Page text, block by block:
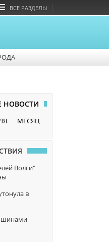
ВСЕ РАЗДЕЛЫ
НОВОСТИ
МЕСЯЦ
Волги"
в